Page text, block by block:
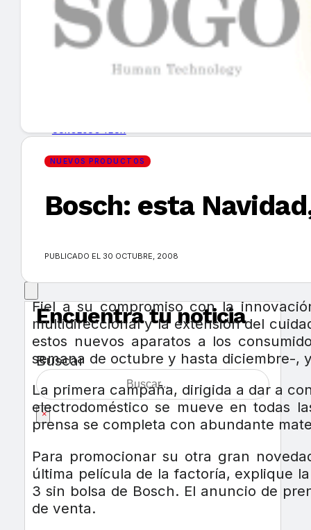
INICIO
EMPRESAS
GUÍA DE COMPRA
MERCADOS Y TENDENCIAS
Encuentra tu noticia
Buscar
×
NUEVOS PRODUCTOS
Bosch: esta
PUBLICADO EL 30 OCTUBRE, 2008
Fiel a su compromiso con la
multidireccional y la extensión del
estos nuevos aparatos a los
semana de octubre y hasta diciembre-,
La primera campaña, dirigida a dar a
electrodoméstico se mueve en todas
prensa se completa con abundante
Para promocionar su otra gran
última película de la factoría, explique
3 sin bolsa de Bosch. El anuncio de
de venta.